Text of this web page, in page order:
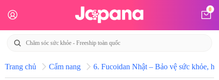
0
Trang chủ Cẩm nang 6. Fucoidan Nhật – Bảo vệ sức khỏe,